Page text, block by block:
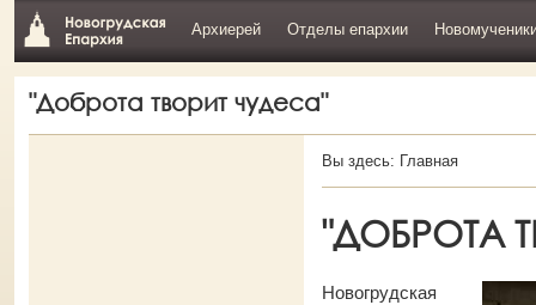
Архиерей Отделы епархии
"Доброта творит чудеса"
Вы здесь: Главная
"ДОБРОТА
Новогрудская